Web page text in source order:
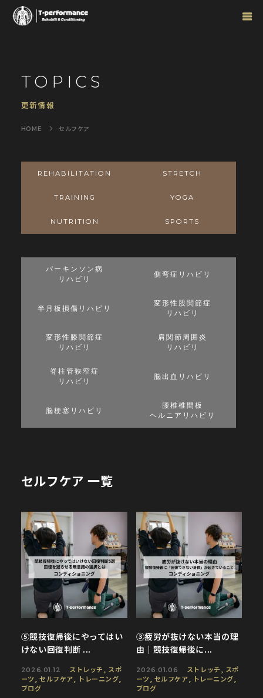
TOPICS
更新情報
セルフケア
REHABILITATION STRETCH
TRAINING YOGA
NUTRITION SPORTS
パーキンソン病
リハビリ
側弯症リハビリ
半月板損傷リハビリ
変形性股関節症
リハビリ
変形性膝関節症
リハビリ
肩関節周囲炎
リハビリ
脊柱管狭窄症
リハビリ
脳出血リハビリ
脳梗塞リハビリ
腰椎椎間板
ヘルニアリハビリ
セルフケア 一覧
⑤競技復帰後にやってはい
けない回復判断 ...
2026.01.12 ストレッチ
スポ
ーツ
,セルフケア トレーニング
ブログ
③疲労が抜けない本当の理
由｜競技復帰後に...
2026.01.06 ストレッチ
スポ
ーツ
セルフケア トレーニング
ブログ